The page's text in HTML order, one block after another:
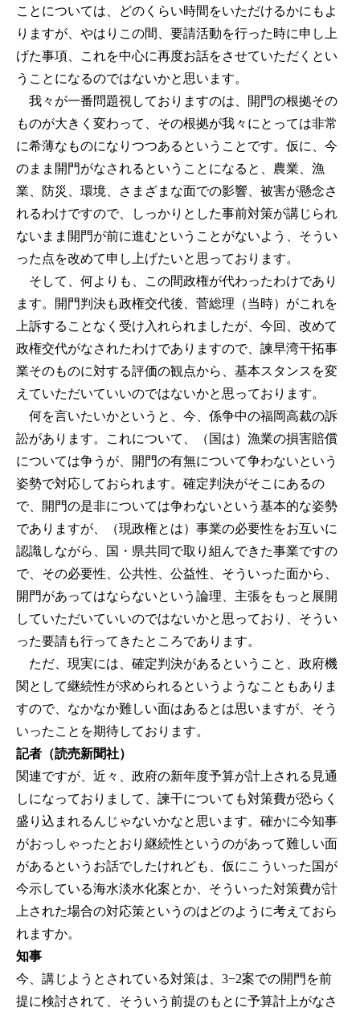
ことについては、どのくらい時間をいただけるかにもよ
りますが、やはりこの間、要請活動を行った時に申し上
げた事項、これを中心に再度お話をさせていただくとい
うことになるのではないかと思います。
我々が一番問題視しておりますのは、開門の根拠その
ものが大きく変わって、その根拠が我々にとっては非常
に希薄なものになりつつあるということです。仮に、今
のまま開門がなされるということになると、農業、漁
業、防災、環境、さまざまな面での影響、被害が懸念さ
れるわけですので、しっかりとした事前対策が講じられ
ないまま開門が前に進むということがないよう、そうい
った点を改めて申し上げたいと思っております。
そして、何よりも、この間政権が代わったわけであり
ます。開門判決も政権交代後、菅総理（当時）がこれを
上訴することなく受け入れられましたが、今回、改めて
政権交代がなされたわけでありますので、諫早湾干拓事
業そのものに対する評価の観点から、基本スタンスを変
えていただいていいのではないかと思っております。
何を言いたいかというと、今、係争中の福岡高裁の訴
訟があります。これについて、（国は）漁業の損害賠償
については争うが、開門の有無について争わないという
姿勢で対応しておられます。確定判決がそこにあるの
で、開門の是非については争わないという基本的な姿勢
でありますが、（現政権とは）事業の必要性をお互いに
認識しながら、国・県共同で取り組んできた事業ですの
で、その必要性、公共性、公益性、そういった面から、
開門があってはならないという論理、主張をもっと展開
していただいていいのではないかと思っており、そうい
った要請も行ってきたところであります。
ただ、現実には、確定判決があるということ、政府機
関として継続性が求められるというようなこともありま
すので、なかなか難しい面はあるとは思いますが、そう
いったことを期待しております。
記者（読売新聞社）
関連ですが、近々、政府の新年度予算が計上される見通
しになっておりまして、諫干についても対策費が恐らく
盛り込まれるんじゃないかなと思います。確かに今知事
がおっしゃったとおり継続性というのがあって難しい面
があるというお話でしたけれども、仮にこういった国が
今示している海水淡水化案とか、そういった対策費が計
上された場合の対応策というのはどのように考えておら
れますか。
知事
今、講じようとされている対策は、3−2案での開門を前
提に検討されて、そういう前提のもとに予算計上がなさ